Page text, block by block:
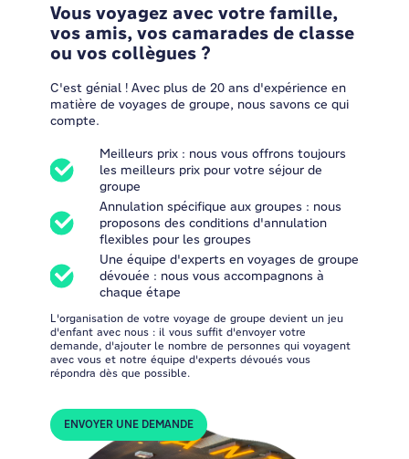
Vous voyagez avec votre famille,
vos amis, vos camarades de classe
ou vos collègues ?
C'est génial ! Avec plus de 20 ans d'expérience en
matière de voyages de groupe, nous savons ce qui
compte.
Meilleurs prix : nous vous offrons toujours
les meilleurs prix pour votre séjour de
groupe
Annulation spécifique aux groupes : nous
proposons des conditions d'annulation
flexibles pour les groupes
Une équipe d'experts en voyages de groupe
dévouée : nous vous accompagnons à
chaque étape
L'organisation de votre voyage de groupe devient un jeu
d'enfant avec nous : il vous suffit d'envoyer votre
demande, d'ajouter le nombre de personnes qui voyagent
avec vous et notre équipe d'experts dévoués vous
répondra dès que possible.
ENVOYER UNE DEMANDE